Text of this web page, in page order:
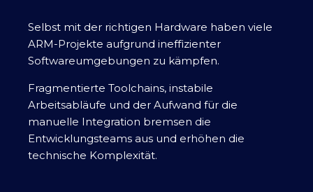
Selbst mit der richtigen Hardware haben viele
ARM-Projekte aufgrund ineffizienter
Softwareumgebungen zu kämpfen.
Fragmentierte Toolchains, instabile
Arbeitsabläufe und der Aufwand für die
manuelle Integration bremsen die
Entwicklungsteams aus und erhöhen die
technische Komplexität.